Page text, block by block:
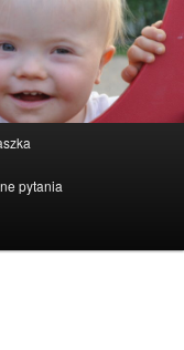
pytania